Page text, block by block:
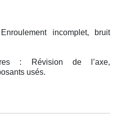
incomplet, bruit
: Révision de l’axe,
usés.